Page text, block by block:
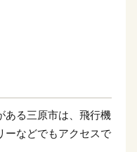
ある三原市は、飛行機
ーなどでもアクセスで